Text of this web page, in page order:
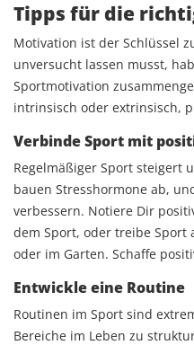
Tipps für die
Motivation ist der Schlüssel
unversucht lassen musst,
Sportmotivation
intrinsisch oder extrinsisch,
Verbinde Sport mit
Regelmäßiger Sport steigert
bauen Stresshormone ab,
verbessern. Notiere Dir
dem Sport, oder treibe Sport
oder im Garten. Schaffe
Entwickle eine Routine
Routinen im Sport sind
Bereiche im Leben zu